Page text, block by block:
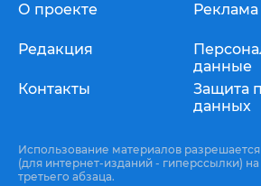
О проекте
Редакция
Контакты
Реклама
данные
Защита
данных
Использование материалов
(для интернет-изданий - гиперссылки) на
третьего абзаца.